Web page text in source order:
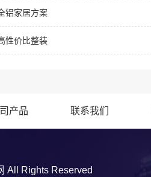
铝家居方案
性价比整装
产品 联系我们
All Rights Reserved